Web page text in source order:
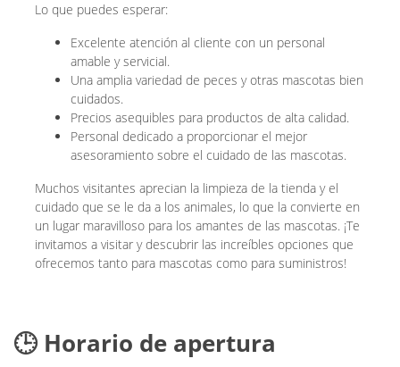
Lo que puedes esperar:
Excelente atención al cliente con un personal
amable y servicial.
Una amplia variedad de peces y otras mascotas bien
cuidados.
Precios asequibles para productos de alta calidad.
Personal dedicado a proporcionar el mejor
asesoramiento sobre el cuidado de las mascotas.
Muchos visitantes aprecian la limpieza de la tienda y el
cuidado que se le da a los animales, lo que la convierte en
un lugar maravilloso para los amantes de las mascotas. ¡Te
invitamos a visitar y descubrir las increíbles opciones que
ofrecemos tanto para mascotas como para suministros!
🕒 Horario de apertura